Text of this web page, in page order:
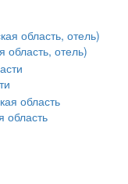
область, отель)